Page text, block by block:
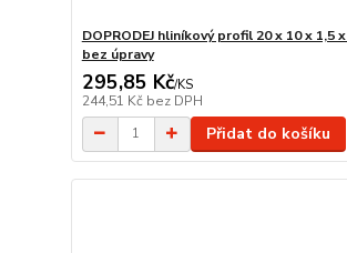
DOPRODEJ hliníkový profil 20 x 10 x 1,5
bez úpravy
295,85 Kč/KS
244,51 Kč bez DPH
Přidat do košíku